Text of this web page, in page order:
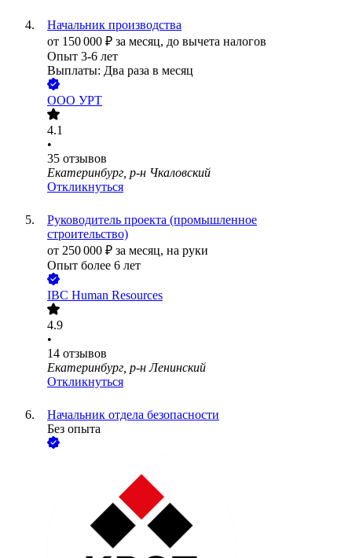
Начальник производства
от 150 000 ₽ за месяц, до вычета налогов
Опыт 3-6 лет
Выплаты: Два раза в месяц
ООО УРТ
4.1
•
35 отзывов
Екатеринбург, р-н Чкаловский
Откликнуться
Руководитель проекта (промышленное
строительство)
от 250 000 ₽ за месяц, на руки
Опыт более 6 лет
IBC Human Resources
4.9
•
14 отзывов
Екатеринбург, р-н Ленинский
Откликнуться
Начальник отдела безопасности
Без опыта